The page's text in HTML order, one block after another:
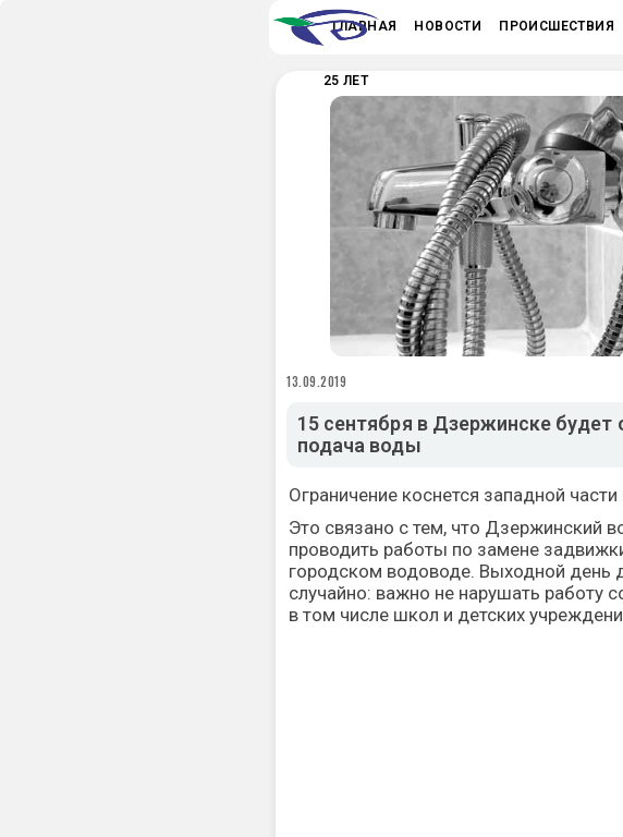
ГЛАВНАЯ НОВОСТИ ПРОИСШЕСТВИЯ
25 ЛЕТ
13.09.2019
15 сентября в Дзержинске будет
подача воды
Ограничение коснется западной части
Это связано с тем, что Дзержинский
проводить работы по замене
городском водоводе. Выходной день
случайно: важно не нарушать работу
в том числе школ и детских